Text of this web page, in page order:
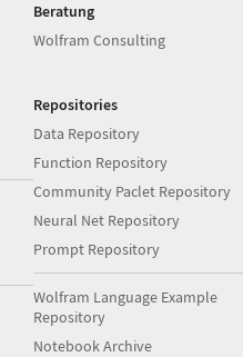
Beratung
Wolfram Consulting
Repositories
Data Repository
Function Repository
Community Paclet Repository
Neural Net Repository
Prompt Repository
Wolfram Language Example
Repository
Notebook Archive